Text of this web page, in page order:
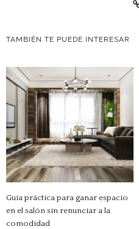
TAMBIÉN TE PUEDE INTERESAR
Guía práctica para ganar espacio
en el salón sin renunciar a la
comodidad